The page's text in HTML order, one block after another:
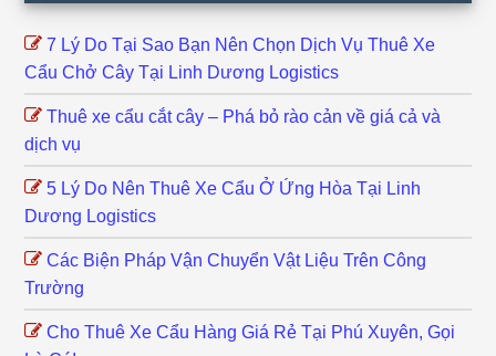
7 Lý Do Tại Sao Bạn Nên Chọn Dịch Vụ Thuê Xe
Cẩu Chở Cây Tại Linh Dương Logistics
Thuê xe cẩu cắt cây – Phá bỏ rào cản về giá cả và
dịch vụ
5 Lý Do Nên Thuê Xe Cẩu Ở Ứng Hòa Tại Linh
Dương Logistics
Các Biện Pháp Vận Chuyển Vật Liệu Trên Công
Trường
Cho Thuê Xe Cẩu Hàng Giá Rẻ Tại Phú Xuyên, Gọi